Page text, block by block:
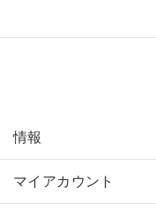
情報
マイアカウント